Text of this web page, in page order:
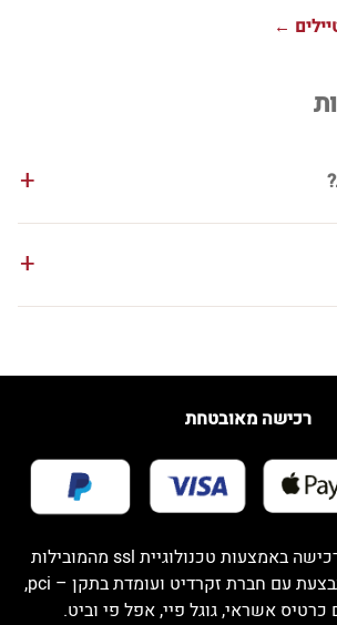
←
רכישה מאובטחת
אתרינו מאובטח לרכישה באמצעות טכנולוגיית ssl מהמובילות
בעולם. הסליקה מתבצעת עם חברת זקרדיט ועומדת בתקן – pci,
אשראי, גוגל פיי, אפל פי וביט.